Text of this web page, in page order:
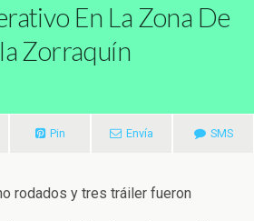
En La Zona De
Zorraquín
Pin Envía SMS
rodados y tres tráiler fueron